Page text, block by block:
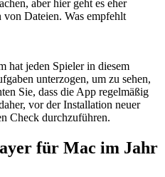
aber hier geht es eher
Dateien. Was empfehlt
hat jeden Spieler in diesem
unterzogen, um zu sehen,
Sie, dass die App regelmäßig
vor der Installation neuer
Check durchzuführen.
für Mac im Jahr